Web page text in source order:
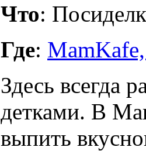
Что:
Где:
Здесь всегда
детками. В
выпить